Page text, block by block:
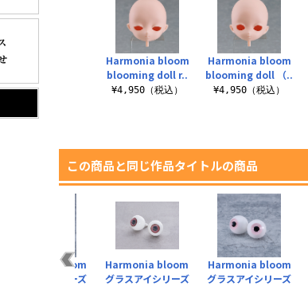
Harmonia bloom
blooming doll r..
¥4,950（税込）
Harmonia bloom
blooming doll （..
¥4,950（税込）
この商品と同じ作品タイトルの商品
Harmonia bloom
グラスアイシリーズ
Harmonia bloom
グラスアイシリーズ
Harmonia bloom
グラスアイシリーズ